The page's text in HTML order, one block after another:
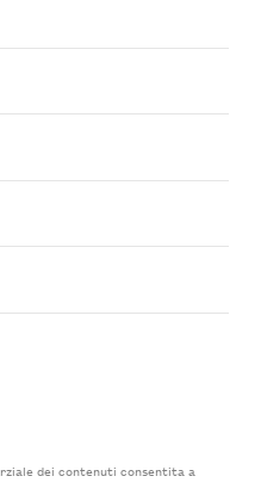
dei contenuti consentita a